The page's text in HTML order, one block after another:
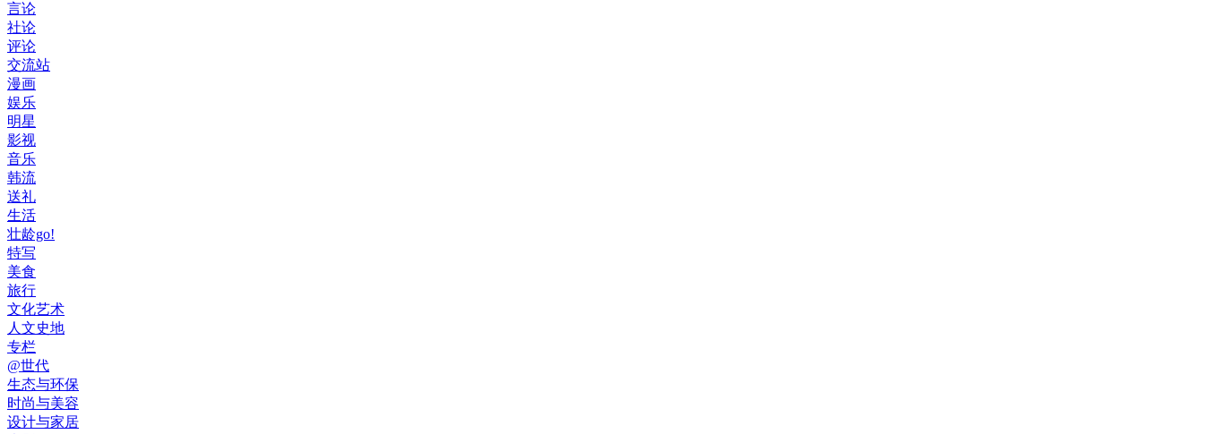
言论
社论
评论
交流站
漫画
娱乐
明星
影视
音乐
韩流
送礼
生活
壮龄go!
特写
美食
旅行
文化艺术
人文史地
专栏
@世代
生态与环保
时尚与美容
设计与家居